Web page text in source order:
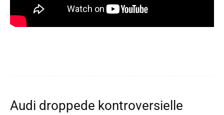
Audi droppede kontroversielle